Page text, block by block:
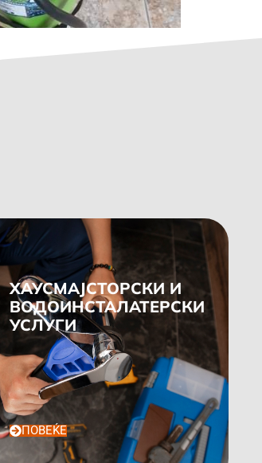
ХАУСМАЈСТОРСКИ И
ВОДОИНСТАЛАТЕРСКИ
УСЛУГИ
ПОВЕЌЕ